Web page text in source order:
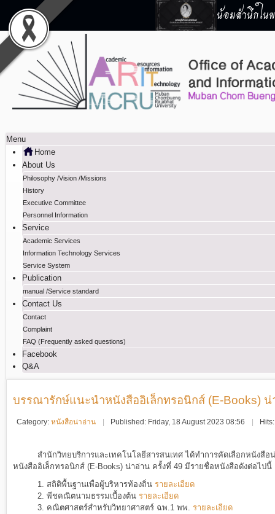
น้อมสำนึกใน
Menu
Home
About Us
Philosophy /Vision /Missions
History
Executive Committee
Personnel Information
Service
Academic Services
Information Technology Services
Service System
Publication
manual /Service standard
Contact Us
Contact
Complaint
FAQ (Frequently asked questions)
Facebook
Q&A
บรรณารักษ์แนะนำหนังสืออิเล็กทรอนิกส์ (E-Books) น่
Category: หนังสือน่าอ่าน Published: Friday, 18 August 2023 08:56
สำนักวิทยบริการและเทคโนโลยีสารสนเทศ ได้ทำการคัดเลือกหนังสือ
หนังสืออิเล็กทรอนิกส์ (E-Books) น่าอ่าน ครั้งที่ 49 มีรายชื่อหนังสือดังต่อไปนี้
1. สถิติพื้นฐานเพื่อผู้บริหารท้องถิ่น รายละเอียด
2. พีชคณิตนามธรรมเบื้องต้น รายละเอียด
3. คณิตศาสตร์สำหรับวิทยาศาสตร์ ฉพ.1 พพ. รายละเอียด